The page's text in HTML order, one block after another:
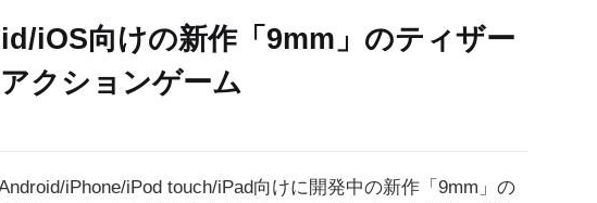
iOS向けの新作「9mm」のティザー
クションゲーム
iPhone/iPod touch/iPad向けに開発中の新作「9mm」の